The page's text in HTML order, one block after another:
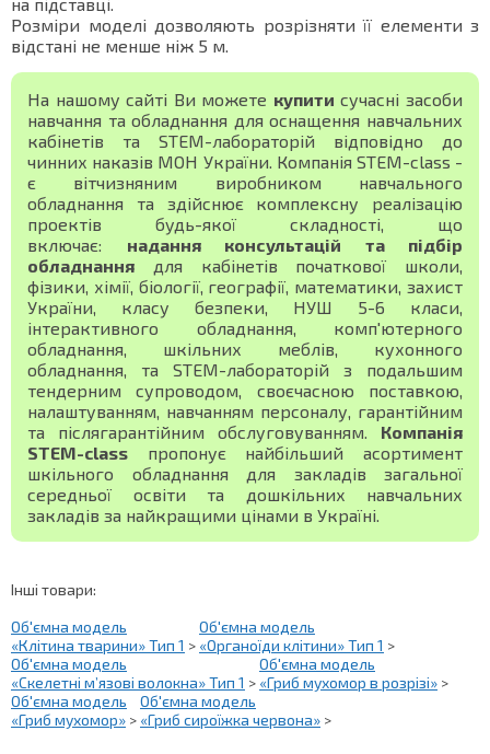
Розміри моделі дозволяють розрізняти її елементи з
відстані не менше ніж 5 м.
На нашому сайті Ви можете купити сучасні засоби
навчання та обладнання для оснащення навчальних
кабінетів та STEM-лабораторій відповідно до
чинних наказів МОН України. Компанія STEM-class -
є вітчизняним виробником навчального
обладнання та здійснює комплексну реалізацію
проектів будь-якої складності, що
включає: надання консультацій та підбір
обладнання для кабінетів початкової школи,
фізики, хімії, біології, географії, математики, захист
України, класу безпеки, НУШ 5-6 класи,
інтерактивного обладнання, комп'ютерного
обладнання, шкільних меблів, кухонного
обладнання, та STEM-лабораторій з подальшим
тендерним супроводом, своєчасною поставкою,
налаштуванням, навчанням персоналу, гарантійним
та післягарантійним обслуговуванням. Компанія
STEM-class пропонує найбільший асортимент
шкільного обладнання для закладів загальної
середньої освіти та дошкільних навчальних
закладів за найкращими цінами в Україні.
Інші товари:
Об'ємна модель
«Клітина тварини» Тип 1 >
Об'ємна модель
«Органоїди клітини» Тип 1 >
Об'ємна модель
«Скелетні м’язові волокна» Тип 1 >
Об'ємна модель
«Гриб мухомор в розрізі» >
Об'ємна модель
«Гриб мухомор» >
Об'ємна модель
«Гриб сироїжка червона» >